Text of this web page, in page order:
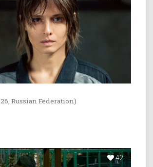
Russian Federation)
42